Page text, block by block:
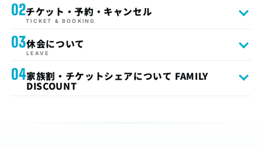
02チケット・予約・キャンセル
TICKET & BOOKING
03休会について
LEAVE
04家族割・チケットシェアについて FAMILY
DISCOUNT